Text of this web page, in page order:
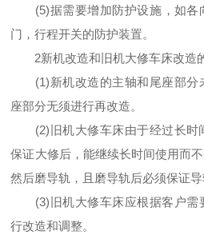
(5)据需要增加防护设施，如各向
门，行程开关的防护装置。
2新机改造和旧机大修车床改造
(1)新机改造的主轴和尾座部分未
座部分无须进行再改造。
(2)旧机大修车床由于经过长时间使用
保证大修后，能继续长时间使用而不
然后磨导轨，且磨导轨后必须保证
(3)旧机大修车床应根据客户需
行改造和调整。